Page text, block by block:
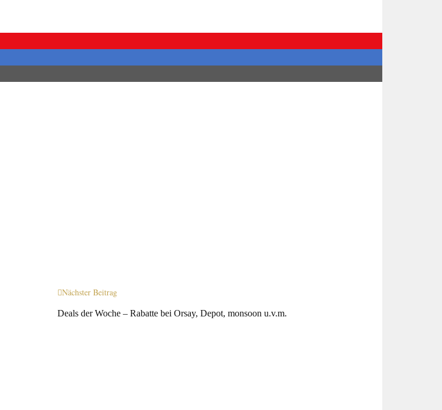
Nächster Beitrag
Deals der Woche – Rabatte bei Orsay, Depot, monsoon u.v.m.